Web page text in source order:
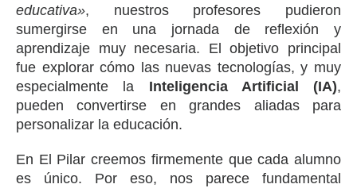
educativa», nuestros profesores pudieron
sumergirse en una jornada de reflexión y
aprendizaje muy necesaria. El objetivo principal
fue explorar cómo las nuevas tecnologías, y muy
especialmente la Inteligencia Artificial (IA),
pueden convertirse en grandes aliadas para
personalizar la educación.
En El Pilar creemos firmemente que cada alumno
es único. Por eso, nos parece fundamental